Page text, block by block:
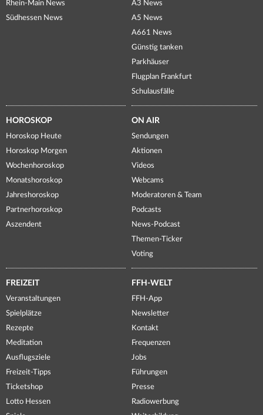
Rhein-Main News
Südhessen News
A3 News
A5 News
A661 News
Günstig tanken
Parkhäuser
Flugplan Frankfurt
Schulausfälle
HOROSKOP
Horoskop Heute
Horoskop Morgen
Wochenhoroskop
Monatshoroskop
Jahreshoroskop
Partnerhoroskop
Aszendent
ON AIR
Sendungen
Aktionen
Videos
Webcams
Moderatoren & Team
Podcasts
News-Podcast
Themen-Ticker
Voting
FREIZEIT
Veranstaltungen
Spielplätze
Rezepte
Meditation
Ausflugsziele
Freizeit-Tipps
Ticketshop
Lotto Hessen
FFH-WELT
FFH-App
Newsletter
Kontakt
Frequenzen
Jobs
Führungen
Presse
Radiowerbung